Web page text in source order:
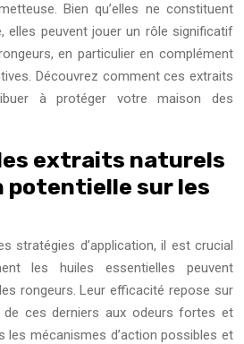
Bien qu’elles ne constituent
elles peuvent jouer un rôle significatif
en particulier en complément
Découvrez comment ces extraits
à protéger votre maison des
extraits naturels
potentielle sur les
stratégies d’application, il est crucial
les huiles essentielles peuvent
rongeurs. Leur efficacité repose sur
de ces derniers aux odeurs fortes et
les mécanismes d’action possibles et